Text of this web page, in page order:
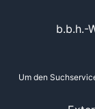
b.b.h.-
Um den